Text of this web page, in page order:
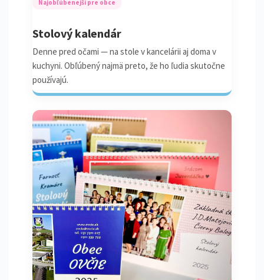
Najobľúbenejší pre obce
Stolový kalendár
Denne pred očami — na stole v kancelárii aj doma v
kuchyni. Obľúbený najmä preto, že ho ľudia skutočne
používajú.